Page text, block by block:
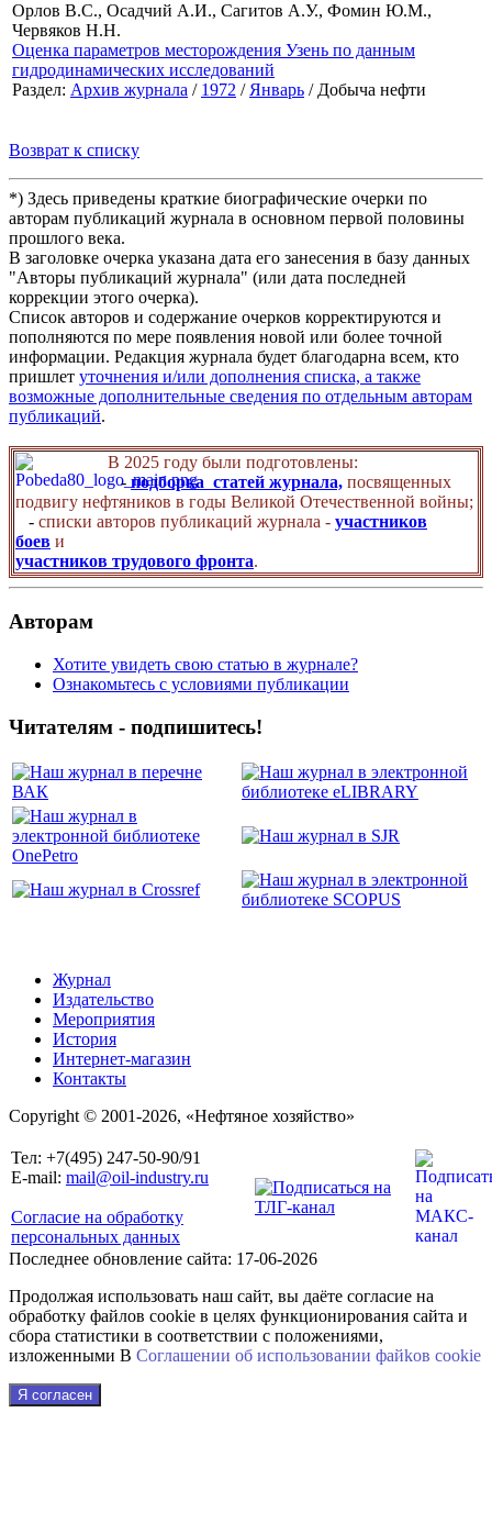
Орлов В.С., Осадчий А.И., Сагитов А.У., Фомин Ю.М.,
Червяков Н.Н.
Оценка параметров месторождения Узень по данным
гидродинамических исследований
Раздел: Архив журнала / 1972 / Январь / Добыча нефти
Возврат к списку
*) Здесь приведены краткие биографические очерки по
авторам публикаций журнала в основном первой половины
прошлого века.
В заголовке очерка указана дата его занесения в базу данных
"Авторы публикаций журнала" (или дата последней
коррекции этого очерка).
Список авторов и содержание очерков корректируются и
пополняются по мере появления новой или более точной
информации. Редакция журнала будет благодарна всем, кто
пришлет уточнения и/или дополнения списка, а также
возможные дополнительные сведения по отдельным авторам
публикаций.
В 2025 году были подготовлены:
- подборка статей журнала, посвященных
подвигу нефтяников в годы Великой Отечественной войны;
- списки авторов публикаций журнала - участников
боев и
участников трудового фронта.
Авторам
Хотите увидеть свою статью в журнале?
Ознакомьтесь с условиями публикации
Читателям - подпишитесь!
Журнал
Издательство
Мероприятия
История
Интернет-магазин
Контакты
Copyright © 2001-2026, «Нефтяное хозяйство»
Тел: +7(495) 247-50-90/91
E-mail: mail@oil-industry.ru
Согласие на обработку
персональных данных
Последнее обновление сайта: 17-06-2026
Продолжая использовать наш сайт, вы даёте согласие на
обработку файлов cookie в целях функционирования сайта и
сбора статистики в соответствии с положениями,
изложенными В Соглашении об использовании файkов cookie
Я согласен